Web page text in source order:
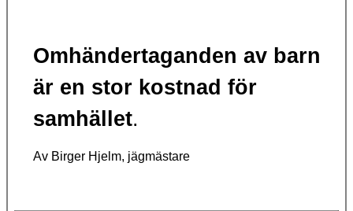
Omhändertaganden av barn
är en stor kostnad för
samhället.
Av Birger Hjelm, jägmästare